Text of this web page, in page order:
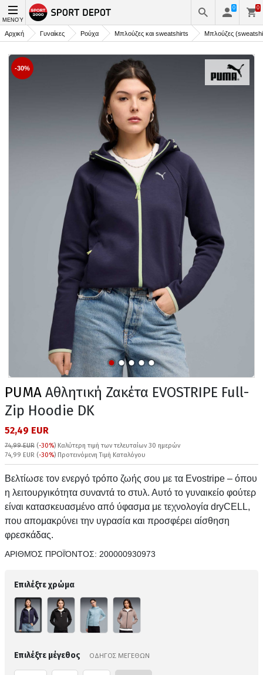
ΜΕΝΟΎ
0 0
Αρχική Γυναίκες Ρούχα Μπλούζες και sweatshirts Μπλούζες
-30%
PUMA Αθλητική Ζακέτα EVOSTRIPE Full-
Zip Hoodie DK
52,49 EUR
74,99 EUR (-30%) Καλύτερη τιμή των τελευταίων 30 ημερών
74,99 EUR (-30%) Προτεινόμενη Τιμή Καταλόγου
Βελτίωσε τον ενεργό τρόπο ζωής σου με τα Evostripe – όπου
η λειτουργικότητα συναντά το στυλ. Αυτό το γυναικείο φούτερ
είναι κατασκευασμένο από ύφασμα με τεχνολογία dryCELL,
που απομακρύνει την υγρασία και προσφέρει αίσθηση
φρεσκάδας.
ΑΡΙΘΜΌΣ ΠΡΟΪΌΝΤΟΣ: 200000930973
Επιλέξτε χρώμα
Επιλέξτε μέγεθος ΟΔΗΓΟΣ ΜΕΓΕΘΩΝ